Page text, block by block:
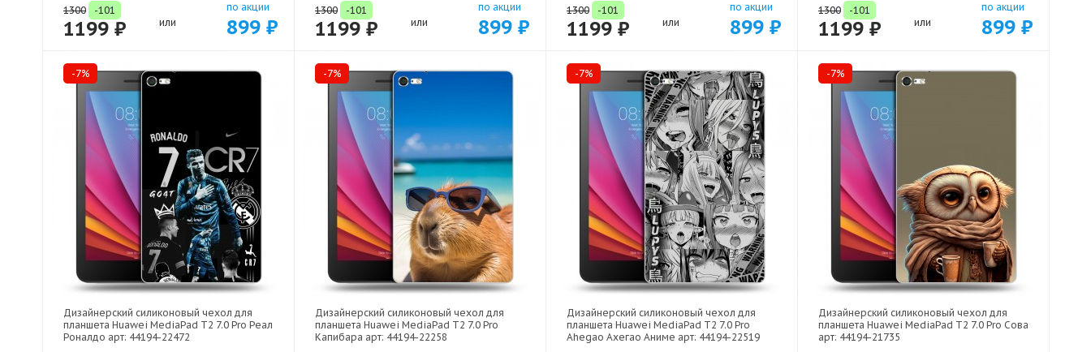
1300 -101
1199 ₽ или
по акции
899 ₽
1300 -101
1199 ₽ или
по акции
899 ₽
1300 -101
1199 ₽ или
по акции
899 ₽
1300 -101
1199 ₽ или
по акции
899 ₽
-7%
Дизайнерский силиконовый чехол для
планшета Huawei MediaPad T2 7.0 Pro Реал
Роналдо арт: 44194-22472
-7%
Дизайнерский силиконовый чехол для
планшета Huawei MediaPad T2 7.0 Pro
Капибара арт: 44194-22258
-7%
Дизайнерский силиконовый чехол для
планшета Huawei MediaPad T2 7.0 Pro
Ahegao Ахегао Аниме арт: 44194-22519
-7%
Дизайнерский силиконовый чехол для
планшета Huawei MediaPad T2 7.0 Pro Сова
арт: 44194-21735